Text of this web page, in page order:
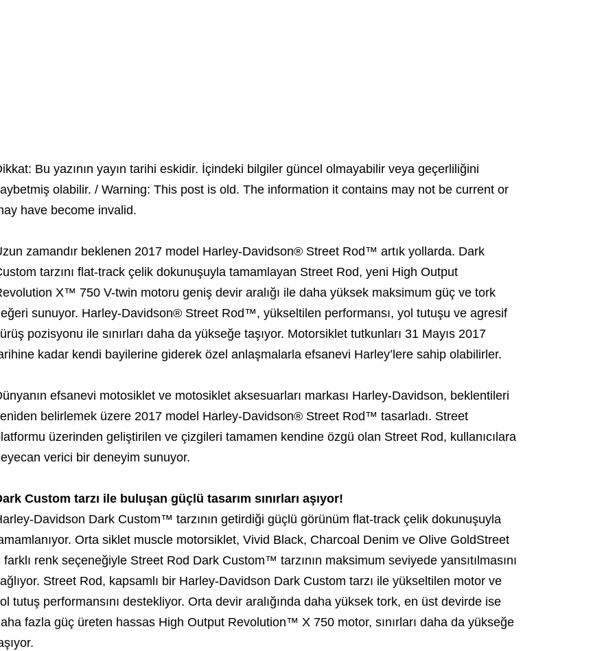
Bu yazının yayın tarihi eskidir. İçindeki bilgiler güncel olmayabilir veya geçerliliğini
olabilir. / Warning: This post is old. The information it contains may not be current or
have become invalid.
zamandır beklenen 2017 model Harley-Davidson® Street Rod™ artık yollarda. Dark
tarzını flat-track çelik dokunuşuyla tamamlayan Street Rod, yeni High Output
X™ 750 V-twin motoru geniş devir aralığı ile daha yüksek maksimum güç ve tork
sunuyor. Harley-Davidson® Street Rod™, yükseltilen performansı, yol tutuşu ve agresif
pozisyonu ile sınırları daha da yükseğe taşıyor. Motorsiklet tutkunları 31 Mayıs 2017
kadar kendi bayilerine giderek özel anlaşmalarla efsanevi Harley’lere sahip olabilirler.
efsanevi motosiklet ve motosiklet aksesuarları markası Harley-Davidson, beklentileri
belirlemek üzere 2017 model Harley-Davidson® Street Rod™ tasarladı. Street
üzerinden geliştirilen ve çizgileri tamamen kendine özgü olan Street Rod, kullanıcılara
verici bir deneyim sunuyor.
Custom tarzı ile buluşan güçlü tasarım sınırları aşıyor!
Davidson Dark Custom™ tarzının getirdiği güçlü görünüm flat-track çelik dokunuşuyla
Orta siklet muscle motorsiklet, Vivid Black, Charcoal Denim ve Olive GoldStreet
farklı renk seçeneğiyle Street Rod Dark Custom™ tarzının maksimum seviyede yansıtılmasını
Street Rod, kapsamlı bir Harley-Davidson Dark Custom tarzı ile yükseltilen motor ve
tutuş performansını destekliyor. Orta devir aralığında daha yüksek tork, en üst devirde ise
fazla güç üreten hassas High Output Revolution™ X 750 motor, sınırları daha da yükseğe